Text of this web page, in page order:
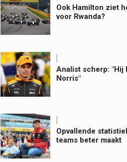
Ook Hamilton ziet
voor Rwanda?
Analist scherp: "Hij
Norris"
Opvallende
teams beter maakt